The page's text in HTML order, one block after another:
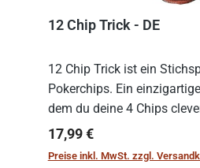
12 Chip Trick - DE
12 Chip Trick ist ein
Pokerchips. Ein
dem du deine 4 Chips
Wer die Chips mit dem
hat, gewinnt die Runde.
Regulärer Preis:
17,99 €
Preise inkl. MwSt. zzgl.